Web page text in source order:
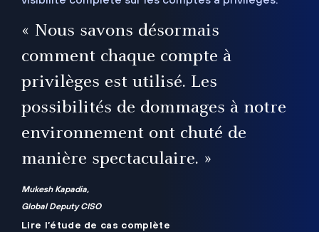
« Nous savons désormais
comment chaque compte à
privilèges est utilisé. Les
possibilités de dommages à notre
environnement ont chuté de
manière spectaculaire. »
Mukesh Kapadia,
Global Deputy CISO
Lire l’étude de cas complète